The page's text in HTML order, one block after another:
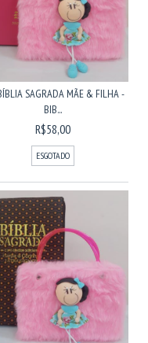
SAGRADA MÃE & FILHA -
BIB...
R$58,00
ESGOTADO